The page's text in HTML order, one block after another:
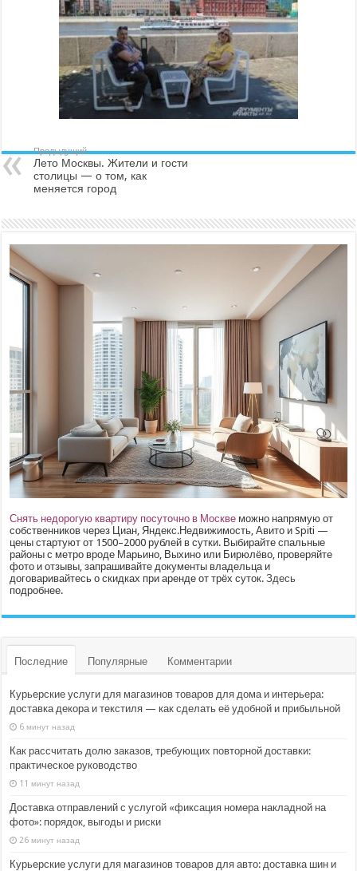
Предыдущий
Лето Москвы. Жители и гости
столицы — о том, как
меняется город
Снять недорогую квартиру посуточно в Москве можно напрямую от
собственников через Циан, Яндекс.Недвижимость, Авито и Spiti —
цены стартуют от 1500–2000 рублей в сутки. Выбирайте спальные
районы с метро вроде Марьино, Выхино или Бирюлёво, проверяйте
фото и отзывы, запрашивайте документы владельца и
договаривайтесь о скидках при аренде от трёх суток.Здесь
подробнее.
Последние Популярные Комментарии
Курьерские услуги для магазинов товаров для дома и интерьера:
доставка декора и текстиля — как сделать её удобной и прибыльной
6 минут назад
Как рассчитать долю заказов, требующих повторной доставки:
практическое руководство
11 минут назад
Доставка отправлений с услугой «фиксация номера накладной на
фото»: порядок, выгоды и риски
26 минут назад
Курьерские услуги для магазинов товаров для авто: доставка шин и